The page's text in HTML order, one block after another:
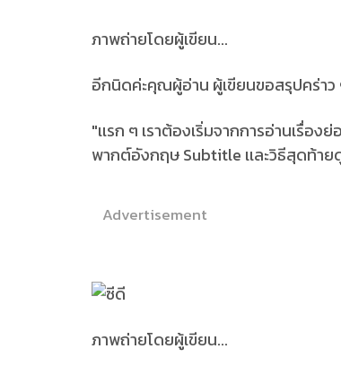
ภาพถ่ายโดยผู้เขียน...
อีกนิดค่ะคุณผู้อ่าน ผู้เขียนขอสรุปคร่าว
"เเรก ๆ เราต้องเริ่มจากการอ่านเรื่
พากต์อังกฤษ Subtitle เเละวิธีสุดท้
Advertisement
ภาพถ่ายโดยผู้เขียน...